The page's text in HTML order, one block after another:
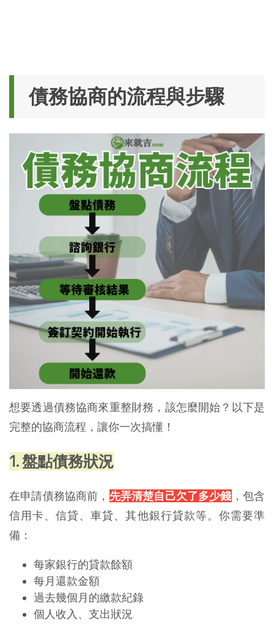
債務協商的流程與步驟
想要透過債務協商來重整財務，該怎麼開始？以下是
完整的協商流程，讓你一次搞懂！
1. 盤點債務狀況
在申請債務協商前， 先弄清楚自己欠了多少錢 ，包含
信用卡、信貸、車貸、其他銀行貸款等。你需要準
備：
每家銀行的貸款餘額
每月還款金額
過去幾個月的繳款紀錄
個人收入、支出狀況